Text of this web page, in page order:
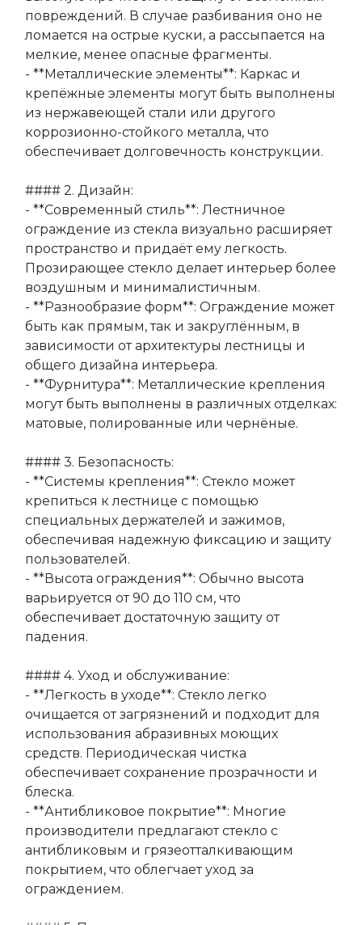
повреждений. В случае разбивания оно не
ломается на острые куски, а рассыпается на
мелкие, менее опасные фрагменты.
- **Металлические элементы**: Каркас и
крепёжные элементы могут быть выполнены
из нержавеющей стали или другого
коррозионно-стойкого металла, что
обеспечивает долговечность конструкции.
#### 2. Дизайн:
- **Современный стиль**: Лестничное
ограждение из стекла визуально расширяет
пространство и придаёт ему легкость.
Прозирающее стекло делает интерьер более
воздушным и минималистичным.
- **Разнообразие форм**: Ограждение может
быть как прямым, так и закруглённым, в
зависимости от архитектуры лестницы и
общего дизайна интерьера.
- **Фурнитура**: Металлические крепления
могут быть выполнены в различных отделках:
матовые, полированные или чернёные.
#### 3. Безопасность:
- **Системы крепления**: Стекло может
крепиться к лестнице с помощью
специальных держателей и зажимов,
обеспечивая надежную фиксацию и защиту
пользователей.
- **Высота ограждения**: Обычно высота
варьируется от 90 до 110 см, что
обеспечивает достаточную защиту от
падения.
#### 4. Уход и обслуживание:
- **Легкость в уходе**: Стекло легко
очищается от загрязнений и подходит для
использования абразивных моющих
средств. Периодическая чистка
обеспечивает сохранение прозрачности и
блеска.
- **Антибликовое покрытие**: Многие
производители предлагают стекло с
антибликовым и грязеотталкивающим
покрытием, что облегчает уход за
ограждением.